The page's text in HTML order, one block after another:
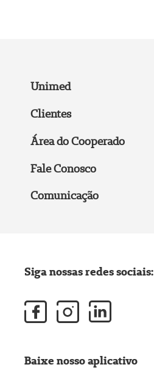
Unimed
Clientes
Área do Cooperado
Fale Conosco
Comunicação
Siga nossas redes sociais:
Baixe nosso aplicativo